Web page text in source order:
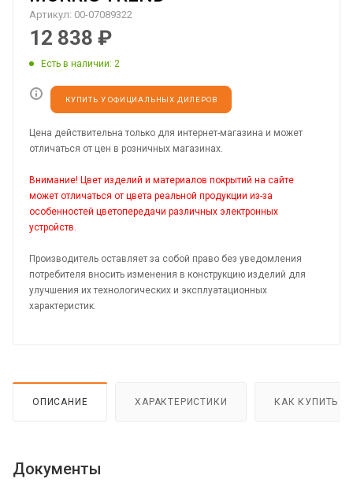
Артикул: 00-07089322
12 838 ₽
Есть в наличии: 2
КУПИТЬ У ОФИЦИАЛЬНЫХ ДИЛЕРОВ
Цена действительна только для интернет-магазина и может
отличаться от цен в розничных магазинах.
Внимание! Цвет изделий и материалов покрытий на сайте
может отличаться от цвета реальной продукции из-за
особенностей цветопередачи различных электронных
устройств.
Производитель оставляет за собой право без уведомления
потребителя вносить изменения в конструкцию изделий для
улучшения их технологических и эксплуатационных
характеристик.
ОПИСАНИЕ ХАРАКТЕРИСТИКИ КАК КУПИТЬ
Документы